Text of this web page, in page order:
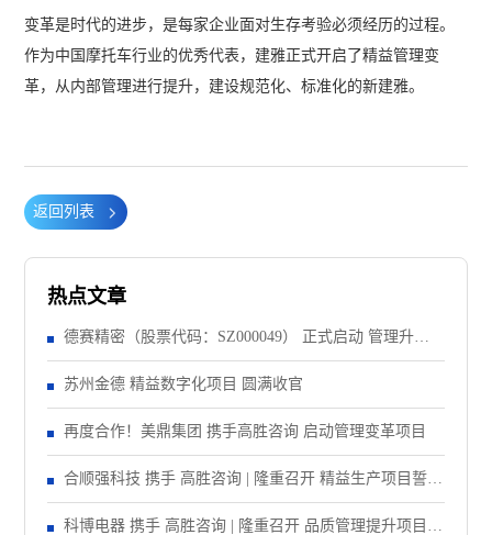
变革是时代的进步，是每家企业面对生存考验必须经历的过程。
作为中国摩托车行业的优秀代表，建雅正式开启了精益管理变
革，从内部管理进行提升，建设规范化、标准化的新建雅。
返回列表
热点文章
德赛精密（股票代码：SZ000049） 正式启动 管理升级&
精益注塑项目！
苏州金德 精益数字化项目 圆满收官
再度合作！美鼎集团 携手高胜咨询 启动管理变革项目
合顺强科技 携手 高胜咨询 | 隆重召开 精益生产项目誓师
大会！
科博电器 携手 高胜咨询 | 隆重召开 品质管理提升项目启